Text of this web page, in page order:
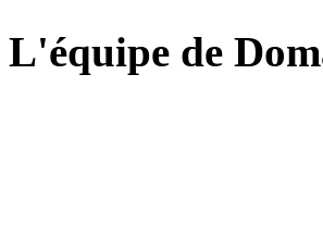
L'équipe de